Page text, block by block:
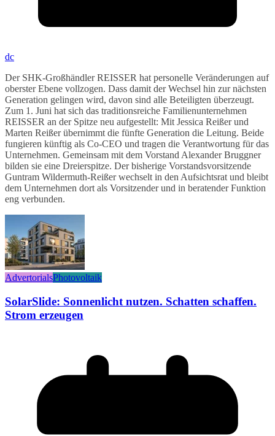
dc
Der SHK-Großhändler REISSER hat personelle Veränderungen auf
oberster Ebene vollzogen. Dass damit der Wechsel hin zur nächsten
Generation gelingen wird, davon sind alle Beteiligten überzeugt.
Zum 1. Juni hat sich das traditionsreiche Familienunternehmen
REISSER an der Spitze neu aufgestellt: Mit Jessica Reißer und
Marten Reißer übernimmt die fünfte Generation die Leitung. Beide
fungieren künftig als Co-CEO und tragen die Verantwortung für das
Unternehmen. Gemeinsam mit dem Vorstand Alexander Bruggner
bilden sie eine Dreierspitze. Der bisherige Vorstandsvorsitzende
Guntram Wildermuth-Reißer wechselt in den Aufsichtsrat und bleibt
dem Unternehmen dort als Vorsitzender und in beratender Funktion
eng verbunden.
AdvertorialsPhotovoltaik
SolarSlide: Sonnenlicht nutzen. Schatten schaffen.
Strom erzeugen